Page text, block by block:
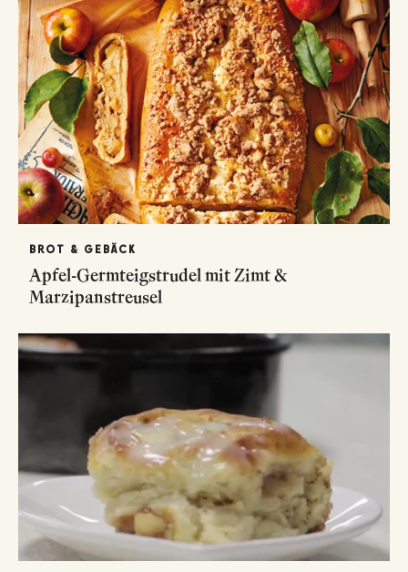
BROT & GEBÄCK
Apfel-Germteigstrudel mit Zimt &
Marzipanstreusel